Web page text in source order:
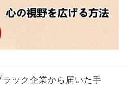
ラック企業から届いた手